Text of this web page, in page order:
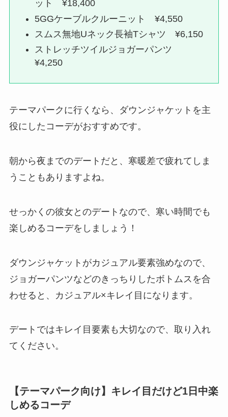
ット ¥18,400
5GGケーブルクルーニット ¥4,550
スムス無地Uネック長袖Tシャツ ¥6,150
ストレッチツイルジョガーパンツ
¥4,250
テーマパークに行くなら、ダウンジャケットを主
役にしたコーデがおすすめです。
朝から夜までのデートだと、寒暖差で疲れてしま
うこともありますよね。
せっかくの彼女とのデートなので、寒い時間でも
楽しめるコーデをしましょう！
ダウンジャケットがカジュアル要素強めなので、
ジョガーパンツなどのきっちりしたボトムスを合
わせると、カジュアル×キレイ目になります。
デートではキレイ目要素も大切なので、取り入れ
てください。
【テーマパーク向け】キレイ目だけど1日中楽
しめるコーデ